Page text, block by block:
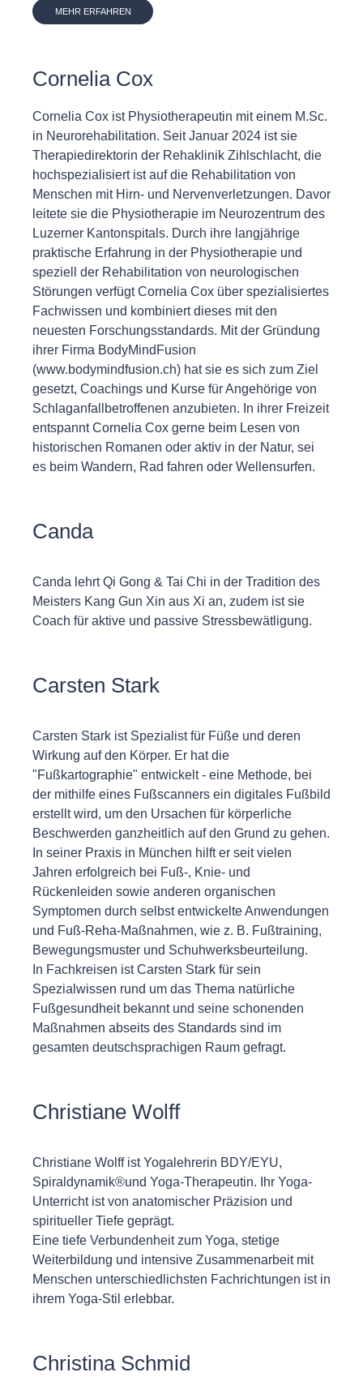
MEHR ERFAHREN
Cornelia Cox
Cornelia Cox ist Physiotherapeutin mit einem M.Sc.
in Neurorehabilitation. Seit Januar 2024 ist sie
Therapiedirektorin der Rehaklinik Zihlschlacht, die
hochspezialisiert ist auf die Rehabilitation von
Menschen mit Hirn- und Nervenverletzungen. Davor
leitete sie die Physiotherapie im Neurozentrum des
Luzerner Kantonspitals. Durch ihre langjährige
praktische Erfahrung in der Physiotherapie und
speziell der Rehabilitation von neurologischen
Störungen verfügt Cornelia Cox über spezialisiertes
Fachwissen und kombiniert dieses mit den
neuesten Forschungsstandards. Mit der Gründung
ihrer Firma BodyMindFusion
(www.bodymindfusion.ch) hat sie es sich zum Ziel
gesetzt, Coachings und Kurse für Angehörige von
Schlaganfallbetroffenen anzubieten. In ihrer Freizeit
entspannt Cornelia Cox gerne beim Lesen von
historischen Romanen oder aktiv in der Natur, sei
es beim Wandern, Rad fahren oder Wellensurfen.
Canda
Canda lehrt Qi Gong & Tai Chi in der Tradition des
Meisters Kang Gun Xin aus Xi an, zudem ist sie
Coach für aktive und passive Stressbewätligung.
Carsten Stark
Carsten Stark ist Spezialist für Füße und deren
Wirkung auf den Körper. Er hat die
"Fußkartographie" entwickelt - eine Methode, bei
der mithilfe eines Fußscanners ein digitales Fußbild
erstellt wird, um den Ursachen für körperliche
Beschwerden ganzheitlich auf den Grund zu gehen.
In seiner Praxis in München hilft er seit vielen
Jahren erfolgreich bei Fuß-, Knie- und
Rückenleiden sowie anderen organischen
Symptomen durch selbst entwickelte Anwendungen
und Fuß-Reha-Maßnahmen, wie z. B. Fußtraining,
Bewegungsmuster und Schuhwerksbeurteilung.
In Fachkreisen ist Carsten Stark für sein
Spezialwissen rund um das Thema natürliche
Fußgesundheit bekannt und seine schonenden
Maßnahmen abseits des Standards sind im
gesamten deutschsprachigen Raum gefragt.
Christiane Wolff
Christiane Wolff ist Yogalehrerin BDY/EYU,
Spiraldynamik®und Yoga-Therapeutin. Ihr Yoga-
Unterricht ist von anatomischer Präzision und
spiritueller Tiefe geprägt.
Eine tiefe Verbundenheit zum Yoga, stetige
Weiterbildung und intensive Zusammenarbeit mit
Menschen unterschiedlichsten Fachrichtungen ist in
ihrem Yoga-Stil erlebbar.
Christina Schmid